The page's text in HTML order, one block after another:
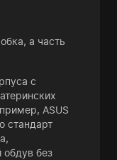
а часть
с
ASUS
стандарт
без